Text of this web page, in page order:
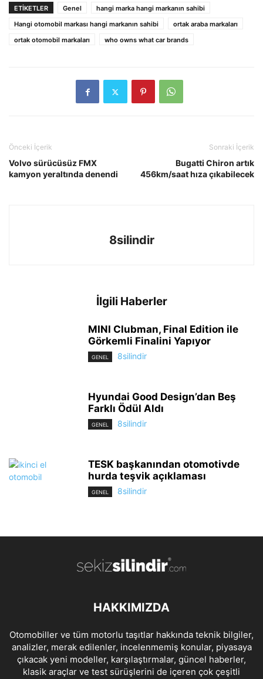
ETIKETLER Genel
hangi marka hangi markanın sahibi
Hangi otomobil markası hangi markanın sahibi
ortak araba markaları
ortak otomobil markaları
who owns what car brands
Önceki İçerik
Volvo sürücüsüz FMX
kamyon yeraltında denendi
Sonraki İçerik
Bugatti Chiron artık
456km/saat hıza çıkabilecek
8silindir
İlgili Haberler
MINI Clubman, Final Edition ile
Görkemli Finalini Yapıyor
GENEL 8silindir
Hyundai Good Design’dan Beş
Farklı Ödül Aldı
GENEL 8silindir
TESK başkanından otomotivde
hurda teşvik açıklaması
GENEL 8silindir
HAKKIMIZDA
Otomobiller ve tüm motorlu taşıtlar hakkında teknik bilgiler,
analizler, merak edilenler, incelenmemiş konular, piyasaya
çıkacak yeni modeller, karşılaştırmalar, güncel haberler,
klasik araçlar ve test sürüşlerini de içeren çok çeşitli